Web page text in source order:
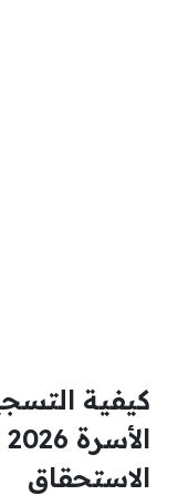
كيفية
الاستحقاق